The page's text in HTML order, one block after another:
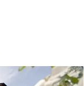
绕了
色的绝佳